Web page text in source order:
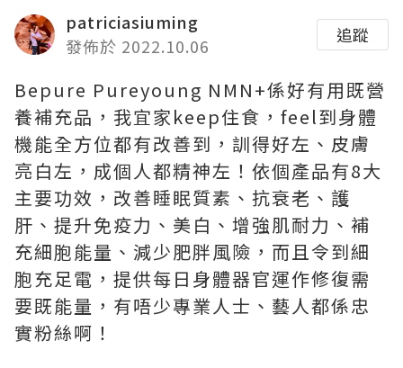
patriciasiuming
發佈於 2022.10.06
追蹤
Bepure Pureyoung NMN+係好有用既營
養補充品，我宜家keep住食，feel到身體
機能全方位都有改善到，訓得好左、皮膚
亮白左，成個人都精神左！依個產品有8大
主要功效，改善睡眠質素、抗衰老、護
肝、提升免疫力、美白、增強肌耐力、補
充細胞能量、減少肥胖風險，而且令到細
胞充足電，提供每日身體器官運作修復需
要既能量，有唔少專業人士、藝人都係忠
實粉絲啊！